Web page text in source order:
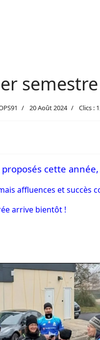
semestre
20 Août 2024 Clics :
cette
affluences et succès
arrive bientôt !